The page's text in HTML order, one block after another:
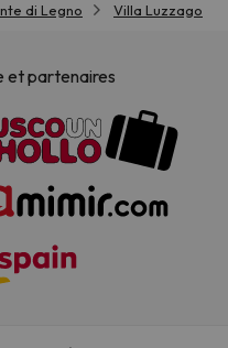
di Legno Villa Luzzago
et partenaires